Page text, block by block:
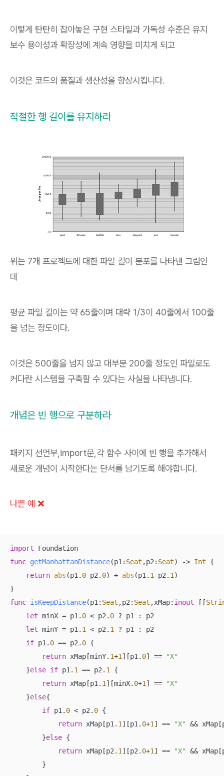
이렇게 탄탄히 잡아놓은 구현 스타일과 가독성 수준은 유지
보수 용이성과 확장성에 계속 영향을 미치게 되고
이것은 코드의 품질과 생산성을 향상시킵니다.
적절한 행 길이를 유지하라
위는 7개 프로젝트에 대한 파일 길이 분포를 나타낸 그림인
데
평균 파일 길이는 약 65줄이며 대략 1/3이 40줄에서 100줄
을 넘는 정도이다.
이것은 500줄을 넘지 않고 대부분 200줄 정도인 파일로도
커다란 시스템을 구축할 수 있다는 사실을 나타냅니다.
개념은 빈 행으로 구분하라
패키지 선언부,import문,각 함수 사이에 빈 행을 추가해서
새로운 개념이 시작한다는 단서를 남기도록 해야합니다.
나쁜 예 ❌
import
func getManhattanDistance(p1 : Seat ,p2 : Seat) -> Int {
return abs (p1. 0-p2. 0) + abs (p1. 1 -p2. 1 )
func isKeepDistance(p1 : Seat ,p2 : Seat ,xMap: inout [[
let minX = p1. 0 < p2. 0 ? p1 : p2
let minY = p1. 1 < p2. 1 ? p1 : p2
if p1. 0 == p2. 0 {
return xMap[minY. 1+1 ][p1. 0] ==
"X"
    }
else if p1. 1 == p2. 1
{
return xMap[p1. 1 ][minX. 0+1 ] ==
"X"
    }
else{
if p1. 0 < p2. 0 {
return xMap[p1. 1 ][p1. 0+1 ] == "X" &&
        }
else {
return xMap[p2. 1 ][p2. 0+1 ] == "X" &&
        }